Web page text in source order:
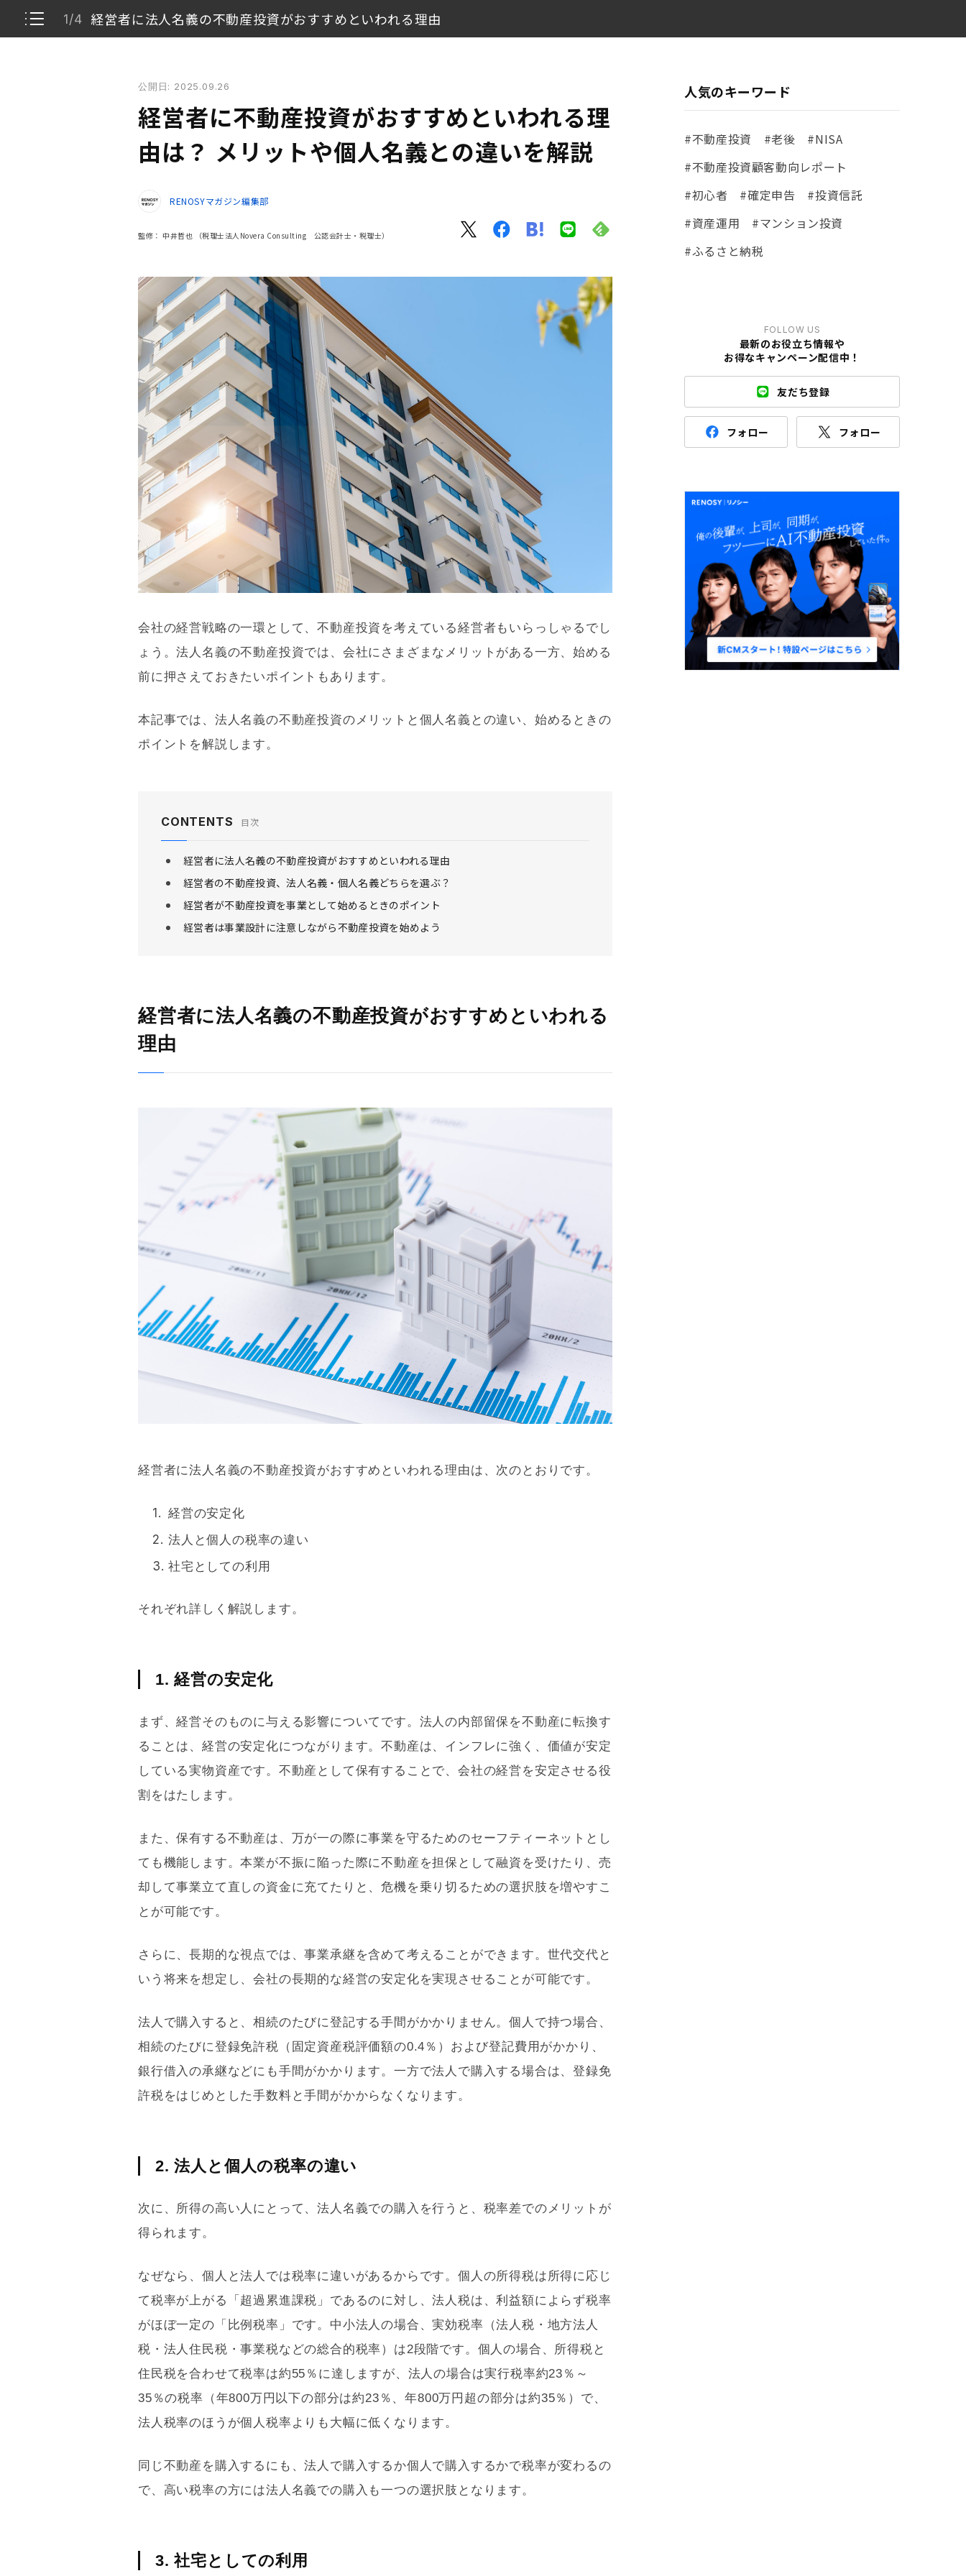
1/4 経営者に法人名義の不動産投資がおすすめといわれる理由
経営者に法人名義の不動産投資がおすすめといわれる理由
経営者の不動産投資、法人名義・個人名義どちらを選ぶ？
経営者は事業設計に注意しながら不動産投資を始めよう
公開日: 2025.09.26
経営者に不動産投資がおすすめといわれる理
由は？ メリットや個人名義との違いを解説
RENOSYマガジン編集部
監修： 中井哲也 （税理士法人Novera Consulting 公認会計士・税理士）
会社の経営戦略の一環として、不動産投資を考えている経営者もいらっしゃるでし
ょう。法人名義の不動産投資では、会社にさまざまなメリットがある一方、始める
前に押さえておきたいポイントもあります。
本記事では、法人名義の不動産投資のメリットと個人名義との違い、始めるときの
ポイントを解説します。
CONTENTS 目次
経営者に法人名義の不動産投資がおすすめといわれる理由
経営者の不動産投資、法人名義・個人名義どちらを選ぶ？
経営者が不動産投資を事業として始めるときのポイント
経営者は事業設計に注意しながら不動産投資を始めよう
経営者に法人名義の不動産投資がおすすめといわれる
理由
経営者に法人名義の不動産投資がおすすめといわれる理由は、次のとおりです。
経営の安定化
法人と個人の税率の違い
社宅としての利用
それぞれ詳しく解説します。
1. 経営の安定化
まず、経営そのものに与える影響についてです。法人の内部留保を不動産に転換す
ることは、経営の安定化につながります。不動産は、インフレに強く、価値が安定
している実物資産です。不動産として保有することで、会社の経営を安定させる役
割をはたします。
また、保有する不動産は、万が一の際に事業を守るためのセーフティーネットとし
ても機能します。本業が不振に陥った際に不動産を担保として融資を受けたり、売
却して事業立て直しの資金に充てたりと、危機を乗り切るための選択肢を増やすこ
とが可能です。
さらに、長期的な視点では、事業承継を含めて考えることができます。世代交代と
いう将来を想定し、会社の長期的な経営の安定化を実現させることが可能です。
法人で購入すると、相続のたびに登記する手間がかかりません。個人で持つ場合、
相続のたびに登録免許税 （ 固定資産税評価額の0.4％）および登記費用がかかり、
銀行借入の承継などにも手間がかかります。一方で法人で購入する場合は、登録免
許税をはじめとした手数料と手間がかからなくなります。
2. 法人と個人の税率の違い
次に、所得の高い人にとって、法人名義での購入を行うと、税率差でのメリットが
得られます。
なぜなら、個人と法人では税率に違いがあるからです。個人の所得税は所得に応じ
て税率が上がる「超過累進課税」であるのに対し、法人税は、利益額によらず税率
がほぼ一定の「比例税率」です。中小法人の場合、実効税率（法人税・地方法人
税・法人住民税・事業税などの総合的税率）は2段階です。個人の場合、所得税と
住民税を合わせて税率は約55％に達しますが、法人の場合は実行税率約23％～
35％の税率（年800万円以下の部分は約23％、年800万円超の部分は約35％）で、
法人税率のほうが個人税率よりも大幅に低くなります。
同じ不動産を購入するにも、法人で購入するか個人で購入するかで税率が変わるの
で、高い税率の方には法人名義での購入も一つの選択肢となります。
3. 社宅としての利用
人気のキーワード
#不動産投資 #老後
#NISA
#不動産投資顧客動向レポート
#初心者
#確定申告
#投資信託
#資産運用
#マンション投資
#ふるさと納税
FOLLOW US
最新のお役立ち情報や
お得なキャンペーン配信中！
友だち登録
フォロー フォロー